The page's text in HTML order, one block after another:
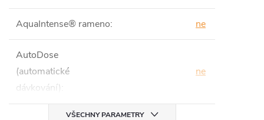
AquaIntense® rameno: ne
AutoDose
(automatické
dávkování):
ne
VŠECHNY PARAMETRY